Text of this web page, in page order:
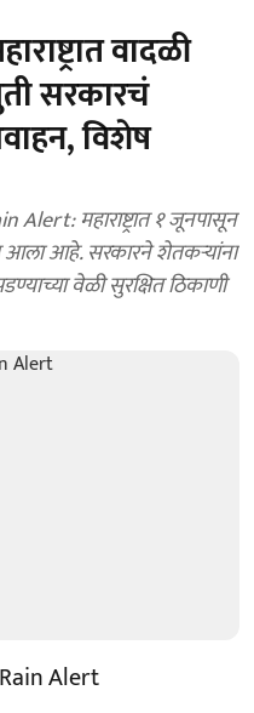
वादळी
सरकारचं
विशेष
महाराष्ट्रात १ जूनपासून
आला आहे. सरकारने शेतकऱ्यांना
वेळी सुरक्षित ठिकाणी
Alert